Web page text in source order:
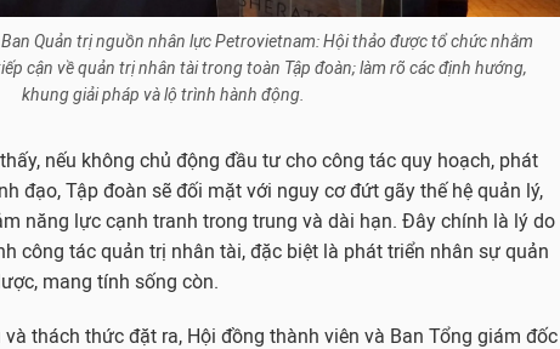
Quản trị nguồn nhân lực Petrovietnam: Hội thảo được tổ chức nhằm
cận về quản trị nhân tài trong toàn Tập đoàn; làm rõ các định hướng,
khung giải pháp và lộ trình hành động.
nếu không chủ động đầu tư cho công tác quy hoạch, phát
đạo, Tập đoàn sẽ đối mặt với nguy cơ đứt gãy thế hệ quản lý,
năng lực cạnh tranh trong trung và dài hạn. Đây chính là lý do
công tác quản trị nhân tài, đặc biệt là phát triển nhân sự quản
mang tính sống còn.
thách thức đặt ra, Hội đồng thành viên và Ban Tổng giám đốc